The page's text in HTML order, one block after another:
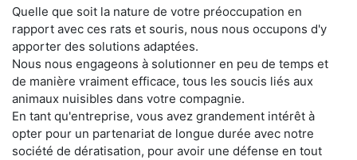
Quelle que soit la nature de votre préoccupation en
rapport avec ces rats et souris, nous nous occupons d'y
apporter des solutions adaptées.
Nous nous engageons à solutionner en peu de temps et
de manière vraiment efficace, tous les soucis liés aux
animaux nuisibles dans votre compagnie.
En tant qu'entreprise, vous avez grandement intérêt à
opter pour un partenariat de longue durée avec notre
société de dératisation, pour avoir une défense en tout